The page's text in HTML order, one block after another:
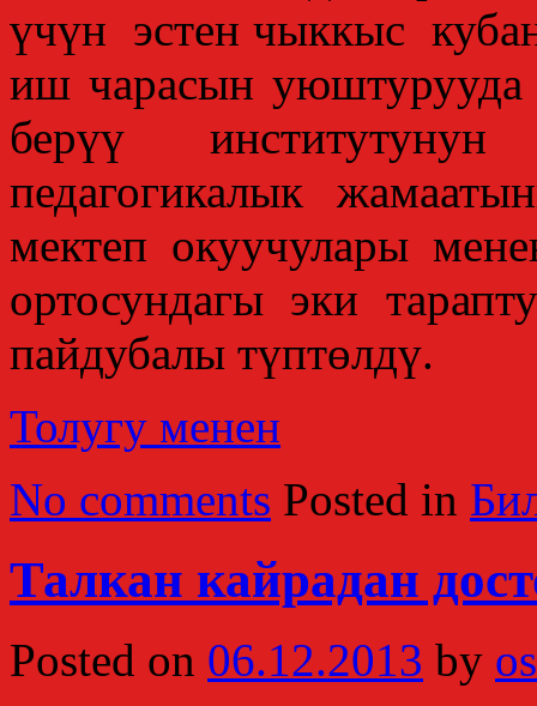
үчүн эстен чыккыс
иш чарасын уюштурууда
берүү институтунун
педагогикалык
мектеп окуучулары
ортосундагы эки
пайдубалы түптөлдү.
Толугу менен
No comments Posted in
Талкан кайрадан
Posted on 06.12.2013 by